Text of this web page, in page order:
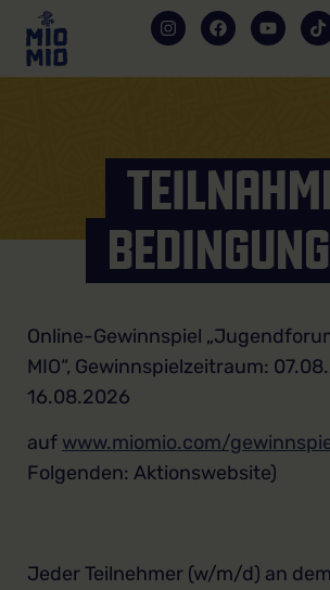
Online-Gewinnspiel
MIO“, Gewinnspielzeitraum:
16.08.2026
auf www.miomio.com/
Folgenden: Aktionswebsite)
Jeder Teilnehmer (w/m/d) an